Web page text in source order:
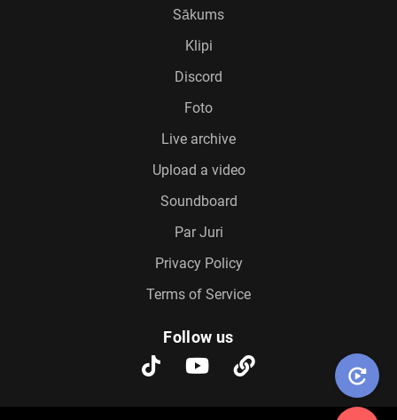
Sākums
Klipi
Discord
Foto
Live archive
Upload a video
Soundboard
Par Juri
Privacy Policy
Terms of Service
Follow us